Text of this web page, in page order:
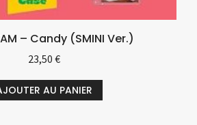
– Candy (SMINI Ver.)
23,50 €
AU PANIER